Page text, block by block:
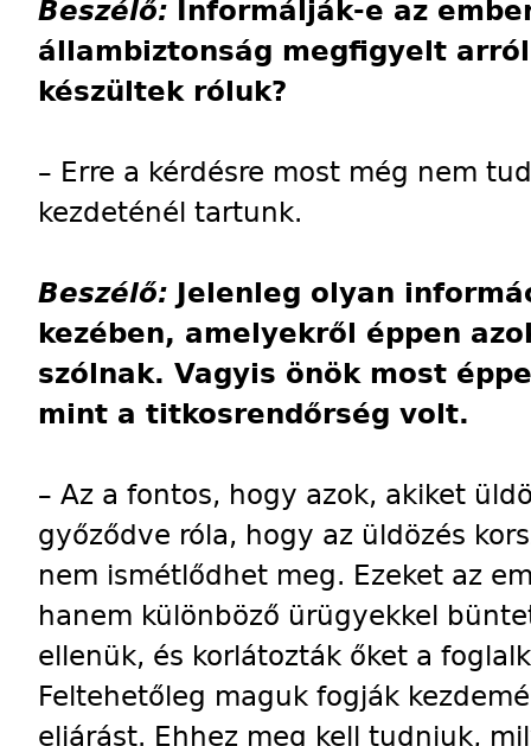
Beszélő:
Informálják-e az
állambiztonság megfigyelt
készültek róluk?
– Erre a kérdésre most még nem
kezdeténél tartunk.
Beszélő: Jelenleg olyan
kezében, amelyekről éppen
szólnak. Vagyis önök most
mint a titkosrendőrség volt.
– Az a fontos, hogy azok, akiket
győződve róla, hogy az üldözés
nem ismétlődhet meg. Ezeket az
hanem különböző ürügyekkel
ellenük, és korlátozták őket a
Feltehetőleg maguk fogják
eljárást. Ehhez meg kell tudniuk,